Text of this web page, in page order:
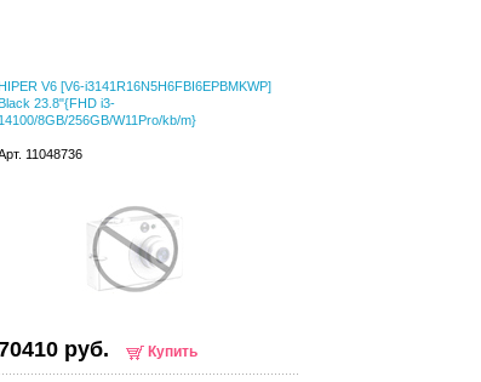
HIPER V6 [V6-i3141R16N5H6FBI6EPBMKWP]
Black 23.8"{FHD i3-
14100/8GB/256GB/W11Pro/kb/m}
11048736
руб. Купить